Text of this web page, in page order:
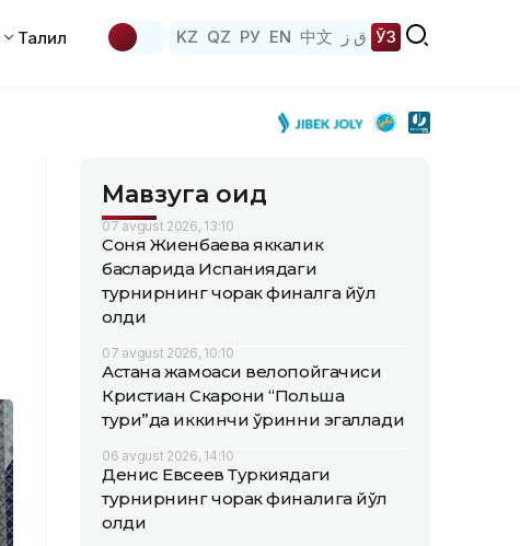
Таҳлил KZ QZ РУ EN 中文 ق ز ЎЗ
Мавзуга оид
07 avgust 2026, 13:10
Соня Жиенбаева яккалик
баҳсларида Испаниядаги
турнирнинг чорак финалга йўл
олди
07 avgust 2026, 10:10
Астана жамоаси велопойгачиси
Кристиан Скарони “Польша
тури”да иккинчи ўринни эгаллади
06 avgust 2026, 14:10
Денис Евсеев Туркиядаги
турнирнинг чорак финалига йўл
олди